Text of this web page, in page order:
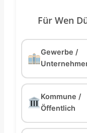
Für Wen
Gewerbe /
Kommune /
Öffentlich